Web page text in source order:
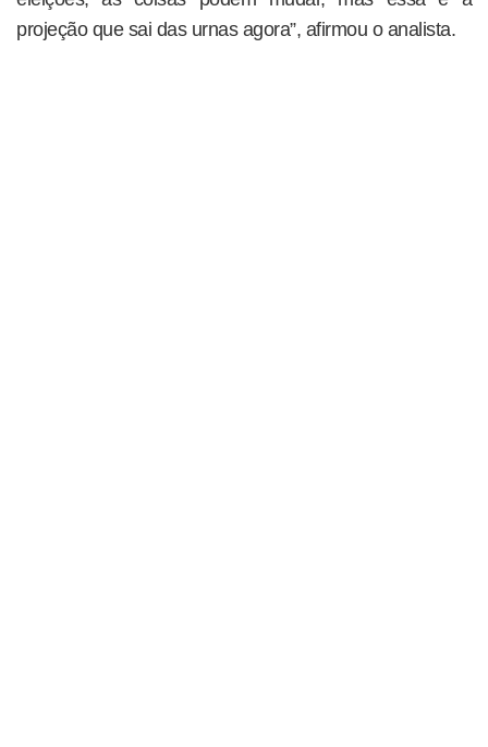
projeção que sai das urnas agora”, afirmou o analista.